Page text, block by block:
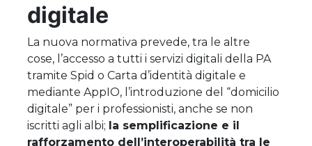
digitale
La nuova normativa prevede, tra le altre
cose, l’accesso a tutti i servizi digitali della PA
tramite Spid o Carta d’identità digitale e
mediante AppIO, l’introduzione del “domicilio
digitale” per i professionisti, anche se non
iscritti agli albi; la semplificazione e il
rafforzamento dell’interoperabilità tra le